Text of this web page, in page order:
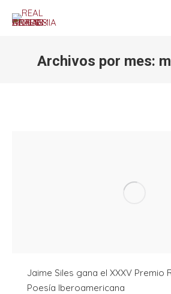
Archivos por mes:
Jaime Siles gana el XXXV Premio
Poesía Iberoamericana